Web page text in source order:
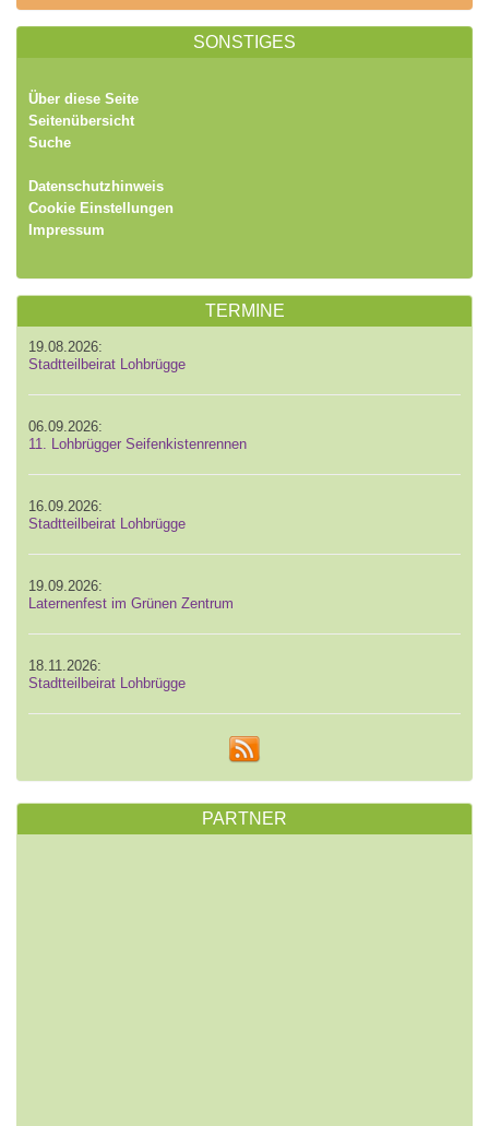
SONSTIGES
Über diese Seite
Seitenübersicht
Suche
Datenschutzhinweis
Cookie Einstellungen
Impressum
TERMINE
19.08.2026:
Stadtteilbeirat Lohbrügge
06.09.2026:
11. Lohbrügger Seifenkistenrennen
16.09.2026:
Stadtteilbeirat Lohbrügge
19.09.2026:
Laternenfest im Grünen Zentrum
18.11.2026:
Stadtteilbeirat Lohbrügge
PARTNER